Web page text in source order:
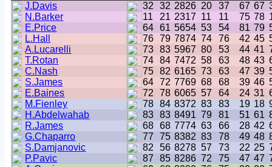
J.Davis
32 32 2826 20 37 67 67
N.Barker
11 21 2317 11 11 75 78
E.Price
64 61 5654 53 54 81 79
L.Hall
76 79 7874 74 76 42 45
A.Lucarelli
73 83 5967 80 53 44 41
T.Rotan
74 84 7472 58 63 48 43
C.Nash
75 82 6165 73 63 47 39
S.James
64 72 7769 68 68 39 46
E.Baines
72 78 6065 57 64 24 31
M.Fienley
78 84 8372 83 83 19 18
H.Abdelwahab
83 83 8491 79 81 51 61
R.James
68 68 7774 63 66 28 42
G.Chaparro
77 75 8382 83 78 49 48
S.Damjanovic
82 56 8278 57 73 22 25
P.Pavic
87 85 8286 72 75 47 47